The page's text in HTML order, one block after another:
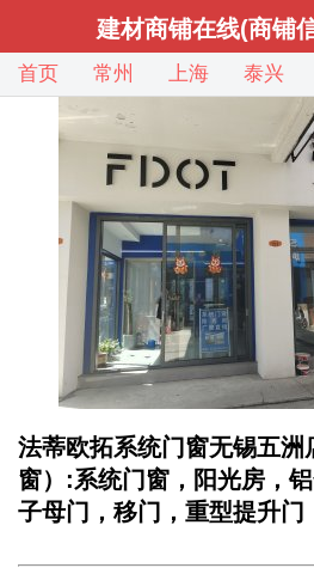
建材商铺在线(商铺
首页 常州 上海 泰兴
法蒂欧拓系统门窗无锡五洲
窗）:系统门窗，阳光房，
子母门，移门，重型提升门